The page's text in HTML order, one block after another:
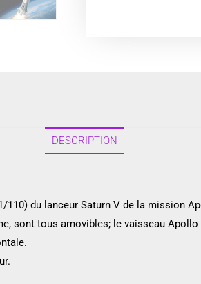
DESCRIPTION
du lanceur Saturn V de la mission
sont tous amovibles; le vaisseau